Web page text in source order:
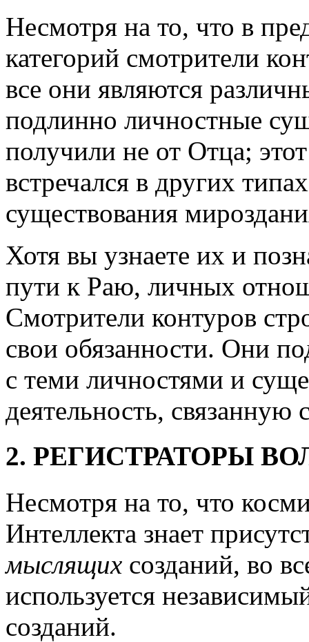
Несмотря на то, что в
категорий смотрители
все они являются
подлинно личностные
получили не от Отца;
встречался в других
существования
Хотя вы узнаете их и
пути к Раю, личных
Смотрители контуров
свои обязанности. Они
с теми личностями и
деятельность,
2. РЕГИСТРАТОРЫ
Несмотря на то, что
Интеллекта знает
мыслящих созданий, во
используется
созданий.